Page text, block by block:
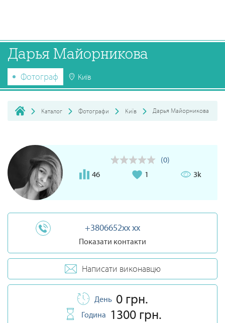
Дарья Майорникова
Фотограф Київ
Каталог Фотографи Київ Дарья Майорникова
(0)
46
1 3k
+3806652xx xx
Показати контакти
Написати виконавцю
День 0 грн.
Година 1300 грн.